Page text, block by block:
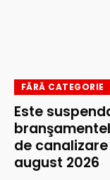
FĂRĂ CATEGORIE
Este
de
august 2026